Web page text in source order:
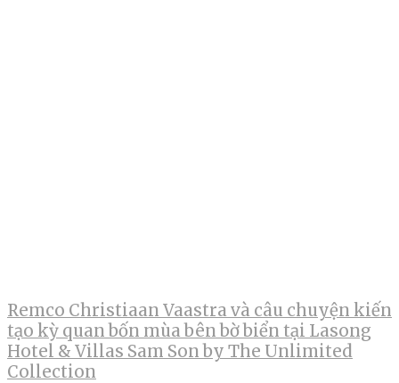
Remco Christiaan Vaastra và câu chuyện kiến
tạo kỳ quan bốn mùa bên bờ biển tại Lasong
Hotel & Villas Sam Son by The Unlimited
Collection